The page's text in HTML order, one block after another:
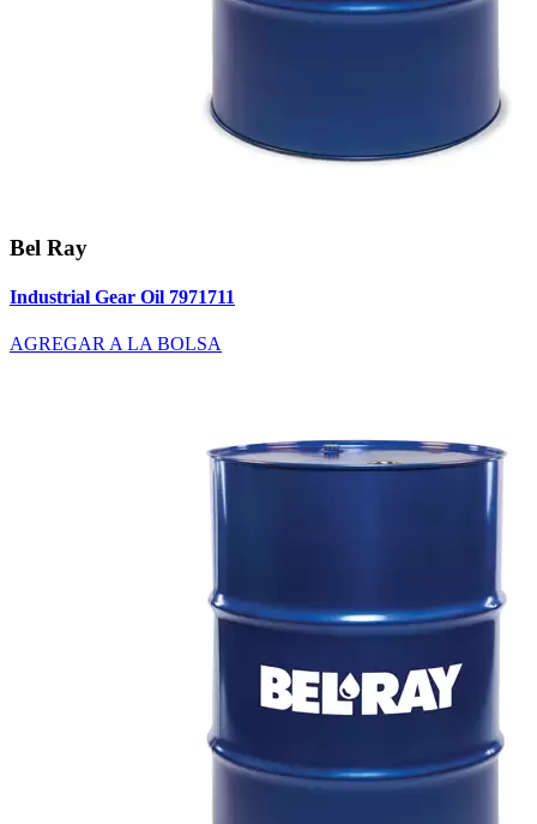
Bel Ray
Industrial Gear Oil 7971711
AGREGAR A LA BOLSA